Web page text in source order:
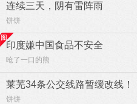
连续三天，阴有雷阵雨
饼饼
印度嫌中国食品不安全
呛了一口的熊
莱芜34条公交线路暂缓改线！
饼饼